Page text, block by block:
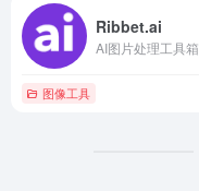
Ribbet.ai
AI图片处理工具箱
图像工具